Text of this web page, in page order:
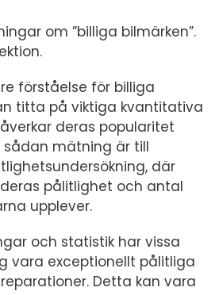
om ”billiga bilmärken”.
förståelse för billiga
titta på viktiga kvantitativa
deras popularitet
sådan mätning är till
där
pålitlighet och antal
upplever.
och statistik har vissa
vara exceptionellt pålitliga
Detta kan vara